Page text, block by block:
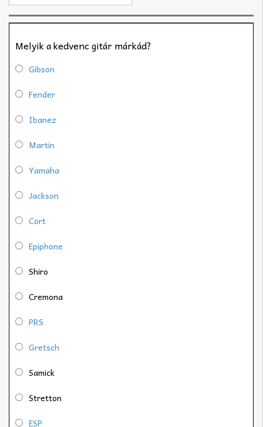
Melyik a kedvenc gitár márkád?
Gibson
Fender
Ibanez
Martin
Yamaha
Jackson
Cort
Epiphone
Shiro
Cremona
PRS
Gretsch
Samick
Stretton
ESP